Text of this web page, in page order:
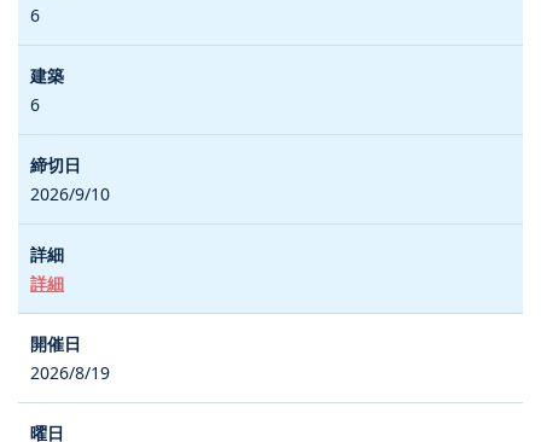
6
6
2026/9/10
詳細
2026/8/19